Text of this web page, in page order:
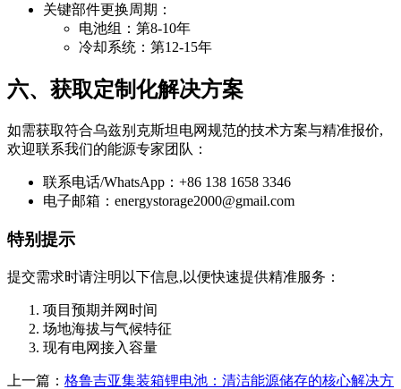
关键部件更换周期：
电池组：第8-10年
冷却系统：第12-15年
六、获取定制化解决方案
如需获取符合乌兹别克斯坦电网规范的技术方案与精准报价,
欢迎联系我们的能源专家团队：
联系电话/WhatsApp：+86 138 1658 3346
电子邮箱： energystorage2000@gmail.com
特别提示
提交需求时请注明以下信息,以便快速提供精准服务：
项目预期并网时间
场地海拔与气候特征
现有电网接入容量
上一篇： 格鲁吉亚集装箱锂电池：清洁能源储存的核心解决方